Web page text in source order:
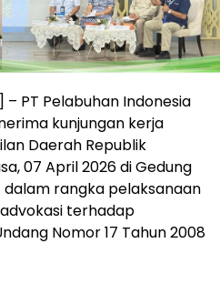
] – PT Pelabuhan Indonesia
kunjungan kerja
Daerah Republik
07 April 2026 di Gedung
dalam rangka pelaksanaan
terhadap
Nomor 17 Tahun 2008